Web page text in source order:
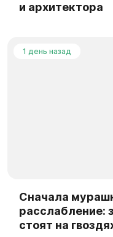
и архитектора
1 день назад
Сначала
расслабление:
стоят на